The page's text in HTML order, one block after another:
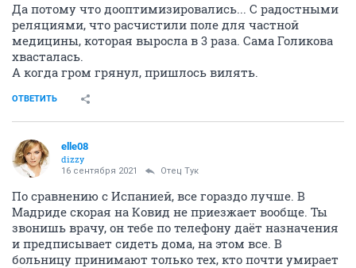
Да потому что дооптимизировались... С радостными
реляциями, что расчистили поле для частной
медицины, которая выросла в 3 раза. Сама Голикова
хвасталась.
А когда гром грянул, пришлось вилять.
ОТВЕТИТЬ
elle08
dizzy
16 сентября 2021 Отец Тук
По сравнению с Испанией, все гораздо лучше. В
Мадриде скорая на Ковид не приезжает вообще. Ты
звонишь врачу, он тебе по телефону даёт назначения
и предписывает сидеть дома, на этом все. В
больницу принимают только тех, кто почти умирает